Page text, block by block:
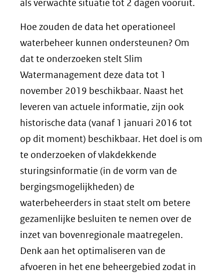
als verwachte situatie tot 2 dagen vooruit.
Hoe zouden de data het operationeel
waterbeheer kunnen ondersteunen? Om
dat te onderzoeken stelt Slim
Watermanagement deze data tot 1
november 2019 beschikbaar. Naast het
leveren van actuele informatie, zijn ook
historische data (vanaf 1 januari 2016 tot
op dit moment) beschikbaar. Het doel is om
te onderzoeken of vlakdekkende
sturingsinformatie (in de vorm van de
bergingsmogelijkheden) de
waterbeheerders in staat stelt om betere
gezamenlijke besluiten te nemen over de
inzet van bovenregionale maatregelen.
Denk aan het optimaliseren van de
afvoeren in het ene beheergebied zodat in